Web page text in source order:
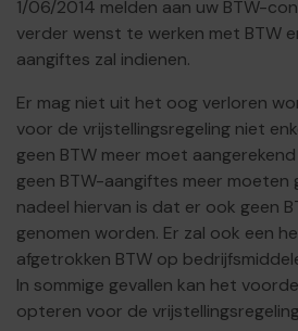
1/06/2014 melden aan uw BTW-
verder wenst te werken met BTW
aangiftes zal indienen.
Er mag niet uit het oog verloren
voor de vrijstellingsregeling niet
geen BTW meer moet
geen BTW-aangiftes meer moeten
nadeel hiervan is dat er ook geen
genomen worden. Er zal ook een
afgetrokken BTW op
In sommige gevallen kan het
opteren voor de